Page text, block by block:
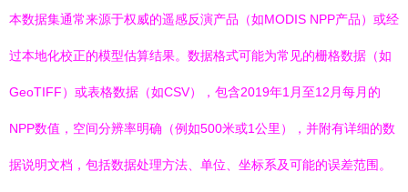
本数据集通常来源于权威的遥感反演产品（如MODIS NPP产品）或经
过本地化校正的模型估算结果。数据格式可能为常见的栅格数据（如
GeoTIFF）或表格数据（如CSV），包含2019年1月至12月每月的
NPP数值，空间分辨率明确（例如500米或1公里），并附有详细的数
据说明文档，包括数据处理方法、单位、坐标系及可能的误差范围。